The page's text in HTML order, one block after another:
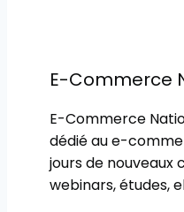
E-Commerce
E-Commerce
dédié au e-
jours de nouveaux
webinars, études,